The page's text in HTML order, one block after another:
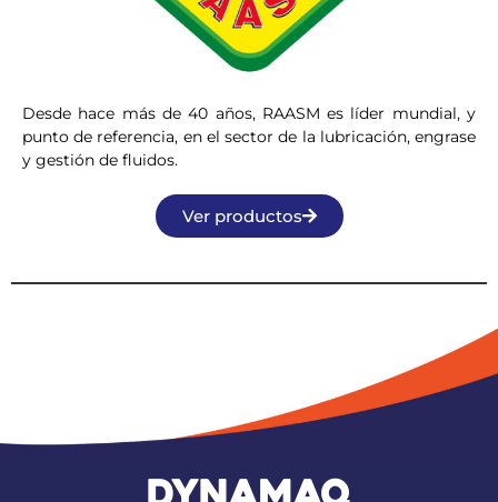
Desde hace más de 40 años, RAASM es líder mundial, y
punto de referencia, en el sector de la lubricación, engrase
y gestión de fluidos.
Ver productos